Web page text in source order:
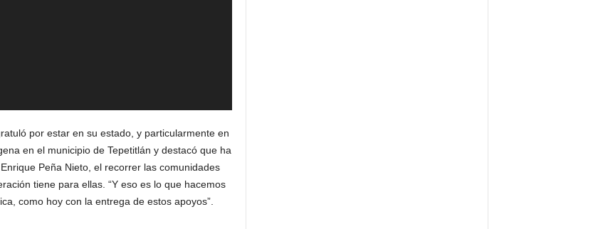
por estar en su estado, y particularmente en
en el municipio de Tepetitlán y destacó que ha
Peña Nieto, el recorrer las comunidades
tiene para ellas. “Y eso es lo que hacemos
como hoy con la entrega de estos apoyos”.